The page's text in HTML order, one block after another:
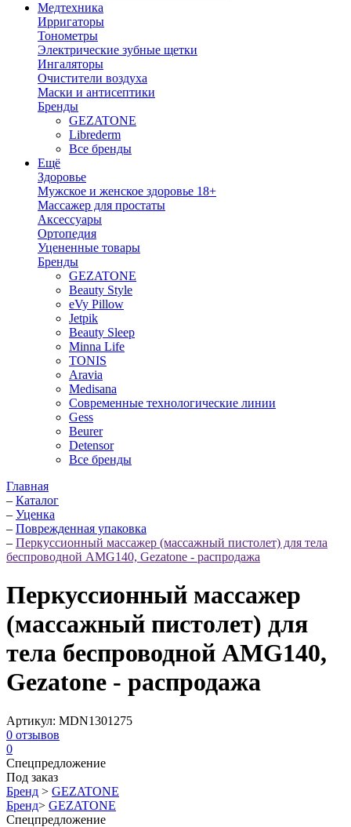
Медтехника
Ирригаторы
Тонометры
Электрические зубные щетки
Ингаляторы
Очистители воздуха
Маски и антисептики
Бренды
GEZATONE
Librederm
Все бренды
Ещё
Здоровье
Мужское и женское здоровье 18+
Массажер для простаты
Аксессуары
Ортопедия
Уцененные товары
Бренды
GEZATONE
Beauty Style
eVy Pillow
Jetpik
Beauty Sleep
Minna Life
TONIS
Aravia
Medisana
Современные технологические линии
Gess
Beurer
Detensor
Все бренды
Главная
– Каталог
– Уценка
– Поврежденная упаковка
– Перкуссионный массажер (массажный пистолет) для тела
беспроводной AMG140, Gezatone - распродажа
Перкуссионный массажер
(массажный пистолет) для
тела беспроводной AMG140,
Gezatone - распродажа
Артикул: MDN1301275
0 отзывов
0
Спецпредложение
Под заказ
Бренд > GEZATONE
Бренд> GEZATONE
Спецпредложение